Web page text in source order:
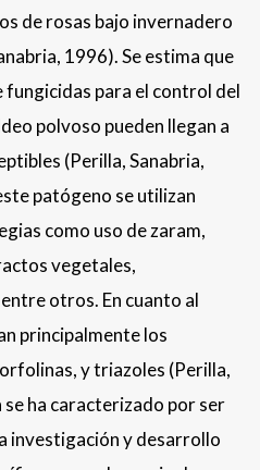
de rosas bajo invernadero
1996). Se estima que
fungicidas para el control del
polvoso pueden llegan a
(Perilla, Sanabria,
patógeno se utilizan
como uso de zaram,
vegetales,
otros. En cuanto al
principalmente los
y triazoles (Perilla,
ha caracterizado por ser
investigación y desarrollo